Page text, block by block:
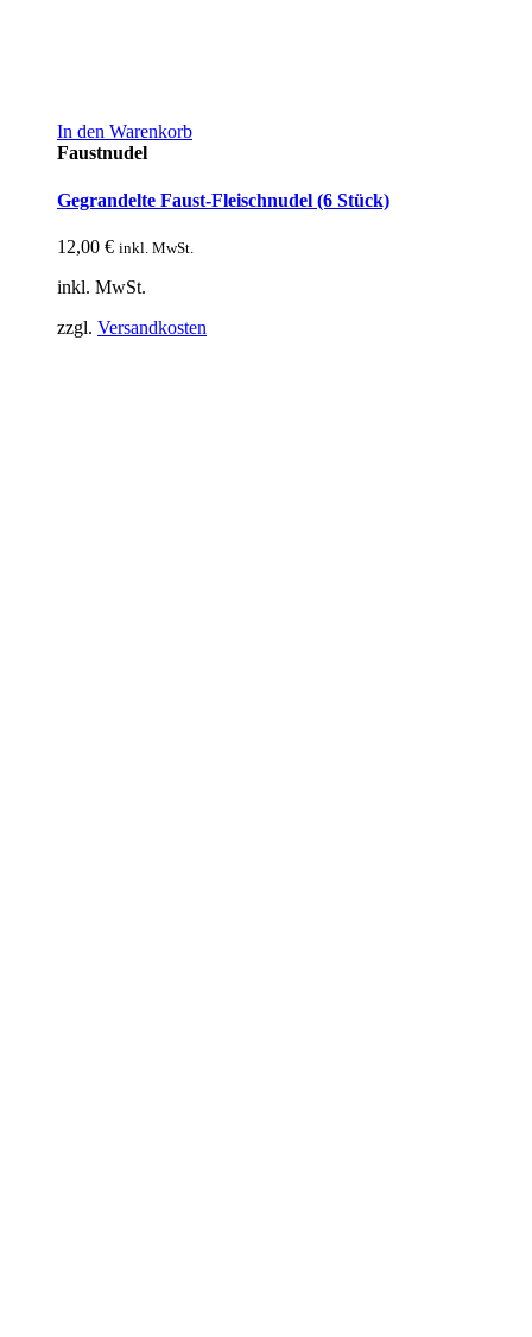
In den Warenkorb
Faustnudel
Gegrandelte Faust-Fleischnudel (6 Stück)
12,00 € inkl. MwSt.
inkl. MwSt.
zzgl. Versandkosten